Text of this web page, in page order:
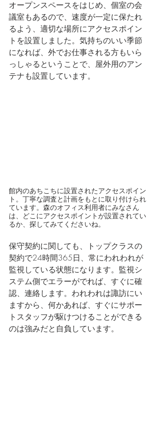
オープンスペースをはじめ、個室の会
議室もあるので、速度が一定に保たれ
るよう、適切な場所にアクセスポイン
トを設置しました。気持ちのいい季節
になれば、外でお仕事される方もいら
っしゃるということで、屋外用のアン
テナも設置しています。
館内のあちこちに設置されたアクセスポイン
ト。丁寧な調査と計画をもとに取り付けられ
ています。森のオフィス利用者にみなさん
は、どこにアクセスポイントが設置されてい
るか、探してみてくださいね。
保守契約に関しても、トップクラスの
契約で24時間365日、常にわれわれが
監視している状態になります。監視シ
ステム側でエラーがでれば、すぐに確
認、連絡します。われわれは諏訪にい
ますから、何かあれば、すぐにサポー
トスタッフが駆けつけることができる
のは強みだと自負しています。